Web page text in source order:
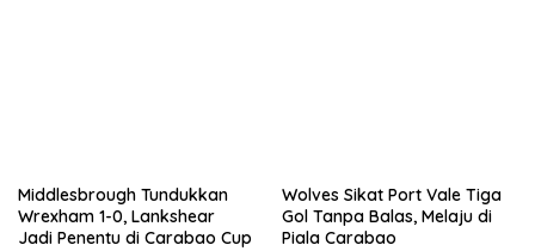
Middlesbrough Tundukkan
Wrexham 1-0, Lankshear
Jadi Penentu di Carabao Cup
Wolves Sikat Port Vale Tiga
Gol Tanpa Balas, Melaju di
Piala Carabao